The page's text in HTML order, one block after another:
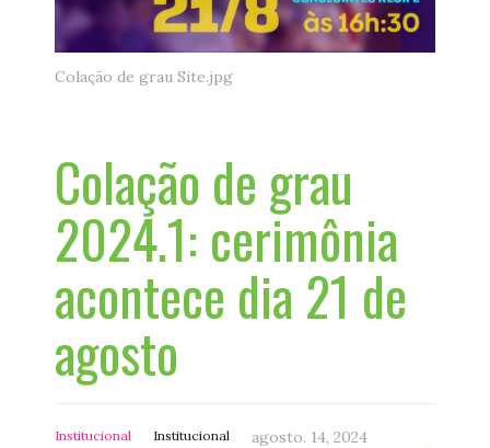
Colação de grau Site.jpg
Colação de grau
2024.1: cerimônia
acontece dia 21 de
agosto
Institucional Institucional agosto. 14, 2024